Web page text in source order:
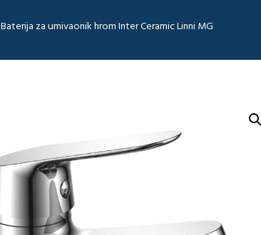
Baterija za umivaonik hrom Inter Ceramic Linni MG